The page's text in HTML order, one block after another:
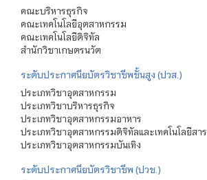
คณะบริหารธุรกิจ
คณะเทคโนโลยีอุตสาหกรรม
คณะเทคโนโลยีดิจิทัล
สำนักวิชาเกษตรนวัต
ระดับประกาศนียบัตรวิชาชีพชั้นสูง (ปวส.)
ประเภทวิชาอุตสาหกรรม
ประเภทวิชาบริหารธุรกิจ
ประเภทวิชาอุตสาหกรรมอาหาร
ประเภทวิชาอุตสาหกรรมดิจิทัลและเทคโนโลยีสา
ประเภทวิชาอุตสาหกรรมบันเทิง
ระดับประกาศนียบัตรวิชาชีพ (ปวช.)